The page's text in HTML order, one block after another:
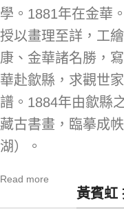
學。1881年在金華
授以畫理至詳，工
康、金華諸名勝，
華赴歙縣，求觀世
譜。1884年由歙縣
藏古書畫，臨摹成
湖）。
Read more
黃賓虹